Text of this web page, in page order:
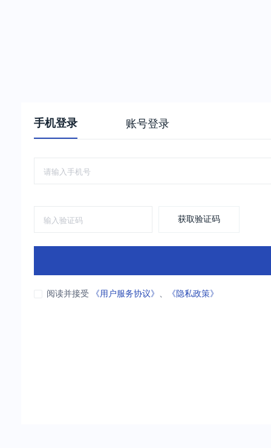
手机登录 账号登录
获取验证码
阅读并接受 《用户服务协议》 、 《隐私政策》